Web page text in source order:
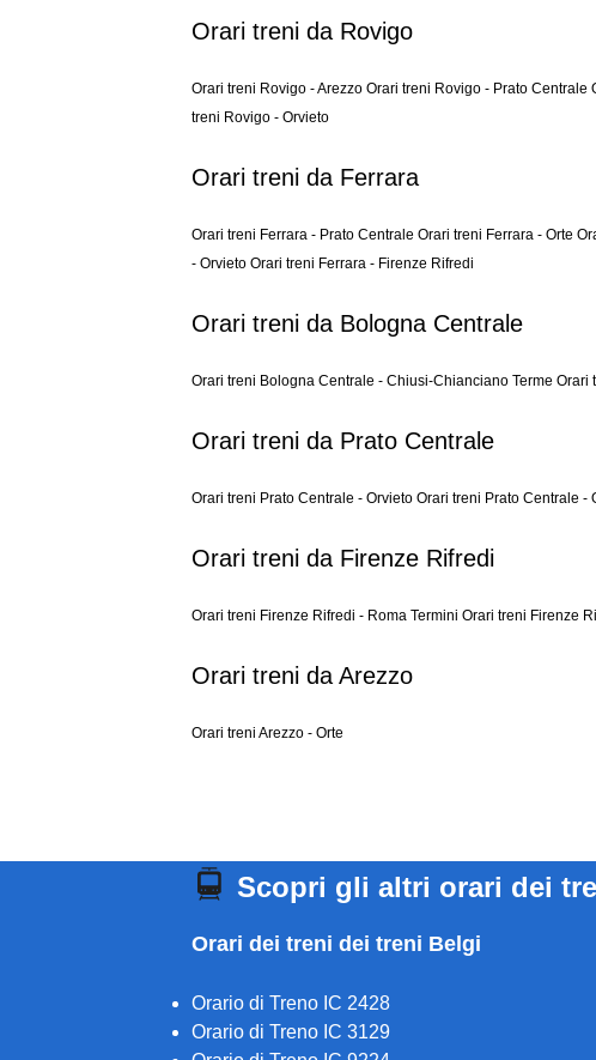
Orari treni da Rovigo
Orari treni Rovigo - Arezzo Orari treni Rovigo - Prato Centrale
treni Rovigo - Orvieto
Orari treni da Ferrara
Orari treni Ferrara - Prato Centrale Orari treni Ferrara - Orte
- Orvieto Orari treni Ferrara - Firenze Rifredi
Orari treni da Bologna Centrale
Orari treni Bologna Centrale - Chiusi-Chianciano Terme Orari
Orari treni da Prato Centrale
Orari treni Prato Centrale - Orvieto Orari treni Prato Centrale -
Orari treni da Firenze Rifredi
Orari treni Firenze Rifredi - Roma Termini Orari treni Firenze
Orari treni da Arezzo
Orari treni Arezzo - Orte
Scopri gli altri orari dei
Orari dei treni dei treni Belgi
Orario di Treno IC 2428
Orario di Treno IC 3129